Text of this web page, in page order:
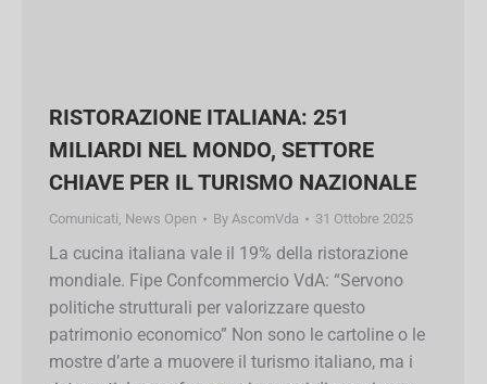
Comunicati, News Open ByAscomVda 31 Ottobre 2025
mondiale. Fipe Confcommercio VdA: “Servono
politiche strutturali per valorizzare questo
patrimonio economico” Non sono le cartoline o
le mostre d’arte a muovere il turismo italiano,
ma i ristoranti. Lo confermano i numeri di una
ricerca Deloitte che fotografa la cucina italiana